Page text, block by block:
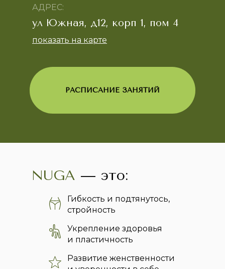
ул Южная, д12, корп 1, пом 4
показать на карте
АДРЕС:
РАСПИСАНИЕ ЗАНЯТИЙ
NUGA — это:
Гибкость и подтянутось,
стройность
Укрепление здоровья
и пластичность
Развитие женственности